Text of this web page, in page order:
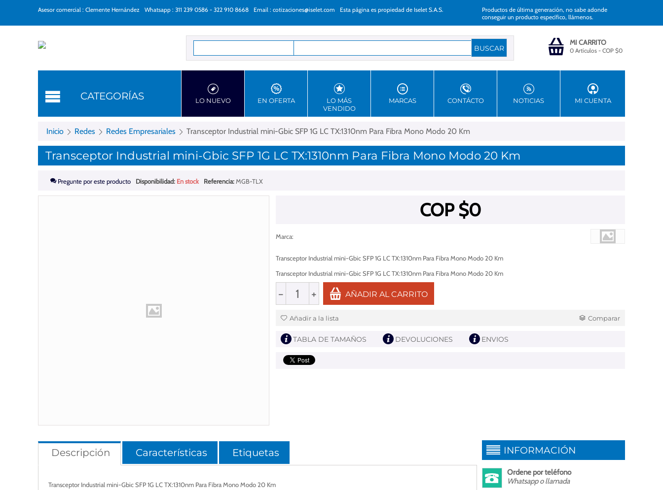
Asesor comercial : Clemente Hernández Whatsapp : 311 239 0586 - 322 910 8668 Email : cotizaciones@iselet.com Esta página es propiedad de Iselet S.A.S.
Productos de última generación, no sabe adonde
conseguir un producto específico, llámenos.
MI CARRITO
0 Artículos - COP $0
CATEGORÍAS LO NUEVO EN OFERTA
LO MÁS
VENDIDO
MARCAS CONTÁCTO NOTICIAS MI CUENTA
Inicio Redes Redes Empresariales Transceptor Industrial mini-Gbic SFP 1G LC TX:1310nm Para Fibra Mono Modo 20 Km
Transceptor Industrial mini-Gbic SFP 1G LC TX:1310nm Para Fibra Mono Modo 20 Km
Pregunte por este producto Disponibilidad: En stock Referencia:MGB-TLX
COP $0
Marca:
Transceptor Industrial mini-Gbic SFP 1G LC TX:1310nm Para Fibra Mono Modo 20 Km
Transceptor Industrial mini-Gbic SFP 1G LC TX:1310nm Para Fibra Mono Modo 20 Km
− + AÑADIR AL CARRITO
Añadir a la lista Comparar
TABLA DE TAMAÑOS DEVOLUCIONES ENVIOS
Descripción Características Etiquetas
Transceptor Industrial mini-Gbic SFP 1G LC TX:1310nm Para Fibra Mono Modo 20 Km
INFORMACIÓN
Ordene por teléfono
Whatsapp o llamada